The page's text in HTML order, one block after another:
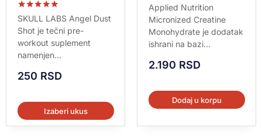
Ocenjeno sa
5.00
od 5
SKULL LABS Angel Dust
Shot je tečni pre-
workout suplement
namenjen...
250 RSD
Izaberi ukus
Ocenjeno sa
5.00
od 5
Applied Nutrition
Micronized Creatine
Monohydrate je dodatak
ishrani na bazi...
2.190 RSD
Dodaj u korpu